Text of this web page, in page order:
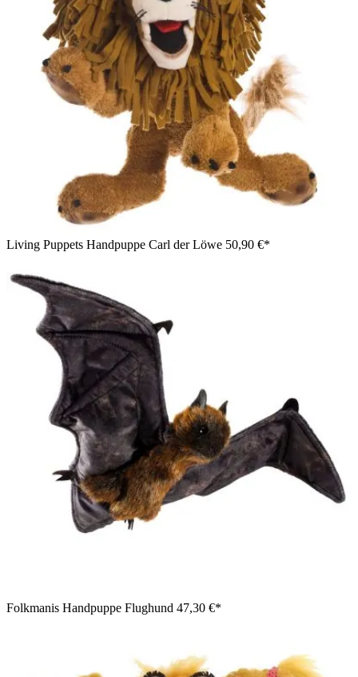
Living Puppets Handpuppe Carl der Löwe 50,90 €*
Folkmanis Handpuppe Flughund 47,30 €*